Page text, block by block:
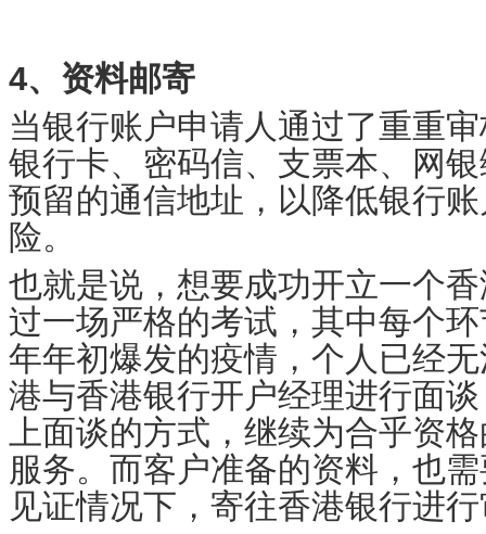
4、资料邮寄
当银行账户申请人通过了重重
银行卡、密码信、支票本、网
预留的通信地址，以降低银行
险。
也就是说，想要成功开立一个
过一场严格的考试，其中每个
年年初爆发的疫情，个人已经
港与香港银行开户经理进行面
上面谈的方式，继续为合乎资
服务。而客户准备的资料，也
见证情况下，寄往香港银行进